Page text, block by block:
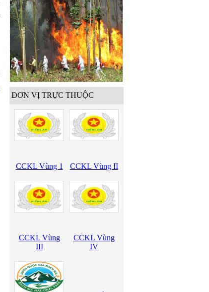
ĐƠN VỊ TRỰC THUỘC
CCKL Vùng 1 CCKL Vùng II
CCKL Vùng
III
CCKL Vùng
IV